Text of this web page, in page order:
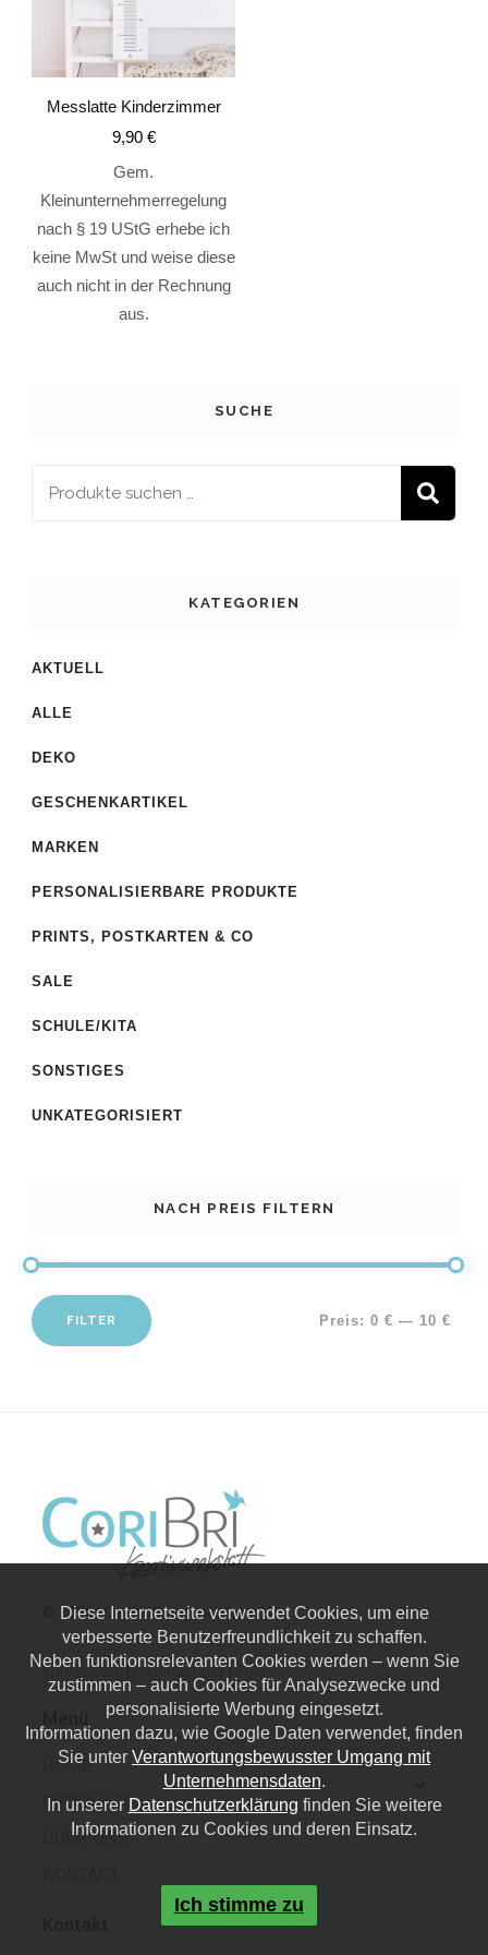
Messlatte Kinderzimmer
9,90 €
Gem.
Kleinunternehmerregelung
nach § 19 UStG erhebe ich
keine MwSt und weise diese
auch nicht in der Rechnung
aus.
SUCHE
KATEGORIEN
AKTUELL
ALLE
DEKO
GESCHENKARTIKEL
MARKEN
PERSONALISIERBARE PRODUKTE
PRINTS, POSTKARTEN & CO
SALE
SCHULE/KITA
SONSTIGES
UNKATEGORISIERT
NACH PREIS FILTERN
FILTER Preis: 0 € — 10 €
© 2026 | CoriBri Kreativwerkstatt
Impressum|Datenschutz|AGB
HOME
PRODUKTE
ÜBER UNS
Diese Internetseite verwendet Cookies, um eine
verbesserte Benutzerfreundlichkeit zu schaffen.
Neben funktionsrelevanten Cookies werden – wenn Sie
zustimmen – auch Cookies für Analysezwecke und
personalisierte Werbung eingesetzt.
Informationen dazu, wie Google Daten verwendet, finden
Sie unter Verantwortungsbewusster Umgang mit
Unternehmensdaten.
In unserer Datenschutzerklärung finden Sie weitere
Informationen zu Cookies und deren Einsatz.
Ich stimme zu